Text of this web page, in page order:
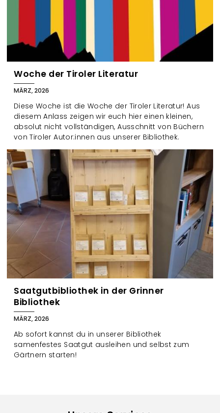
Woche der Tiroler Literatur
MÄRZ, 2026
Diese Woche ist die Woche der Tiroler Literatur! Aus
diesem Anlass zeigen wir euch hier einen kleinen,
absolut nicht vollständigen, Ausschnitt von Büchern
von Tiroler Autor:innen aus unserer Bibliothek.
Saatgutbibliothek in der Grinner
Bibliothek
MÄRZ, 2026
Ab sofort kannst du in unserer Bibliothek
samenfestes Saatgut ausleihen und selbst zum
Gärtnern starten!